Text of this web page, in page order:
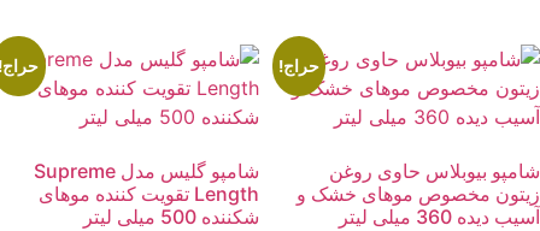
حراج!
بیوبلاس حاوی روغن
مخصوص موهای خشک و
دیده 360 میلی لیتر
حراج!
شامپو گلیس مدل Supreme
Length تقویت کننده موهای
شکننده 500 میلی لیتر